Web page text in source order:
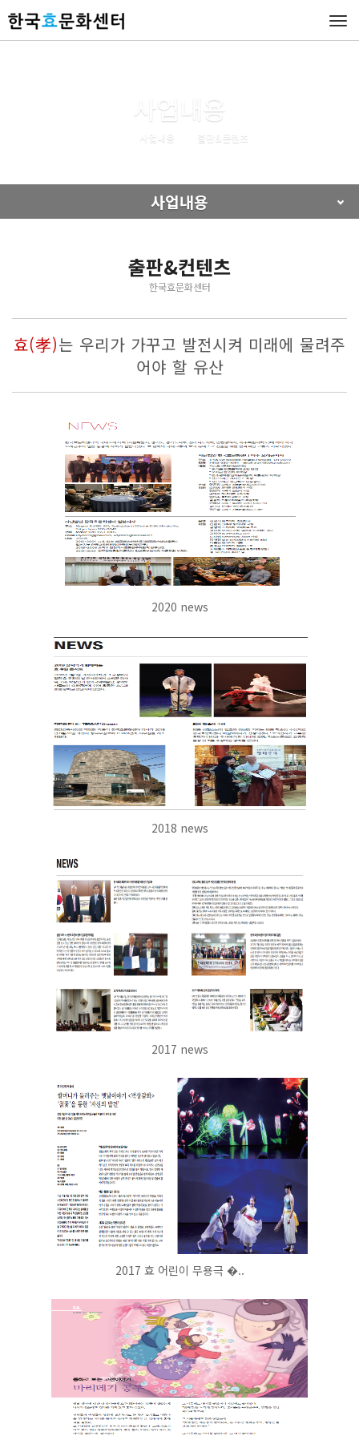
사업내용
사업내용 출판&콘텐츠
사업내용
출판&컨텐츠
한국효문화센터
효(孝)는 우리가 가꾸고 발전시켜 미래에 물려주
어야 할 유산
2020 news
2018 news
2017 news
2017 효 어린이 무용극 �..